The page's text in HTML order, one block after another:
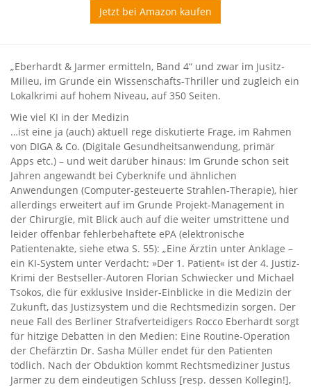
Jetzt bei Amazon kaufen
„Eberhardt & Jarmer ermitteln, Band 4“ und zwar im Jusitz-
Milieu, im Grunde ein Wissenschafts-Thriller und zugleich ein
Lokalkrimi auf hohem Niveau, auf 350 Seiten.
Wie viel KI in der Medizin
…ist eine ja (auch) aktuell rege diskutierte Frage, im Rahmen
von DIGA & Co. (Digitale Gesundheitsanwendung, primär
Apps etc.) – und weit darüber hinaus: Im Grunde schon seit
Jahren angewandt bei Cyberknife und ähnlichen
Anwendungen (Computer-gesteuerte Strahlen-Therapie), hier
allerdings erweitert auf im Grunde Projekt-Management in
der Chirurgie, mit Blick auch auf die weiter umstrittene und
leider offenbar fehlerbehaftete ePA (elektronische
Patientenakte, siehe etwa S. 55): „Eine Ärztin unter Anklage –
ein KI-System unter Verdacht: »Der 1. Patient« ist der 4. Justiz-
Krimi der Bestseller-Autoren Florian Schwiecker und Michael
Tsokos, die für exklusive Insider-Einblicke in die Medizin der
Zukunft, das Justizsystem und die Rechtsmedizin sorgen. Der
neue Fall des Berliner Strafverteidigers Rocco Eberhardt sorgt
für hitzige Debatten in den Medien: Eine Routine-Operation
der Chefärztin Dr. Sasha Müller endet für den Patienten
tödlich. Nach der Obduktion kommt Rechtsmediziner Justus
Jarmer zu dem eindeutigen Schluss [resp. dessen Kollegin!],